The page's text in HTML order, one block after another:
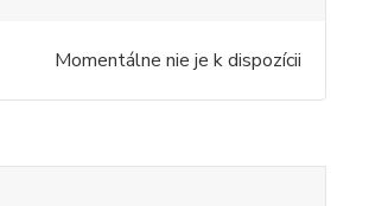
Momentálne nie je k dispozícii